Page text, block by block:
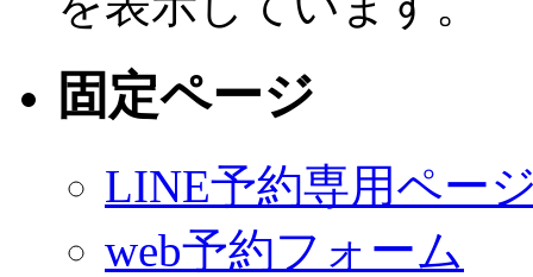
固定ページ
LINE予約専用ペー
web予約フォーム